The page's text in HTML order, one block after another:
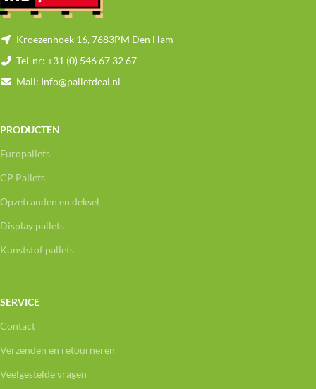
Kroezenhoek 16, 7683PM Den Ham
Tel-nr: +31 (0) 546 67 32 67
Mail: Info@palletdeal.nl
PRODUCTEN
Europallets
CP Pallets
Opzetranden en deksel
Display pallets
Kunststof pallets
SERVICE
Contact
Verzenden en retourneren
Veelgestelde vragen